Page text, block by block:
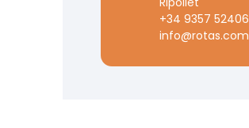
+34 9357 52406
info@rotas.com